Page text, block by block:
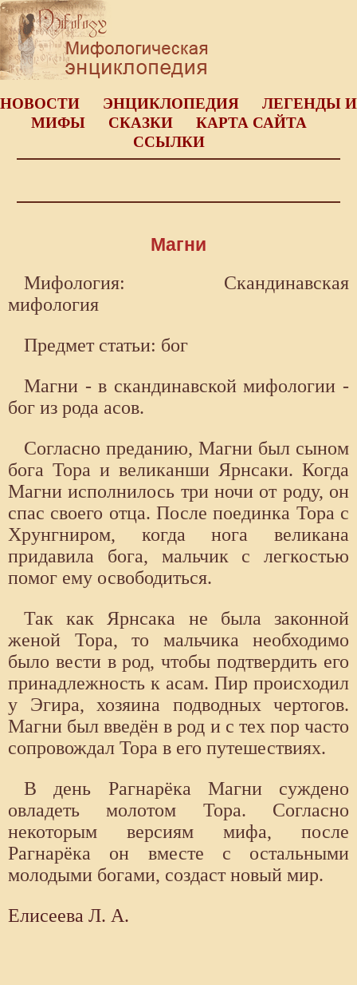
НОВОСТИ ЭНЦИКЛОПЕДИЯ
ЛЕГЕНДЫ И
МИФЫ
СКАЗКИ
КАРТА САЙТА
ССЫЛКИ
Магни
Мифология: Скандинавская
мифология
Предмет статьи: бог
Магни - в скандинавской мифологии -
бог из рода асов.
Согласно преданию, Магни был сыном
бога Тора и великанши Ярнсаки. Когда
Магни исполнилось три ночи от роду, он
спас своего отца. После поединка Тора с
Хрунгниром, когда нога великана
придавила бога, мальчик с легкостью
помог ему освободиться.
Так как Ярнсака не была законной
женой Тора, то мальчика необходимо
было вести в род, чтобы подтвердить его
принадлежность к асам. Пир происходил
у Эгира, хозяина подводных чертогов.
Магни был введён в род и с тех пор часто
сопровождал Тора в его путешествиях.
В день Рагнарёка Магни суждено
овладеть молотом Тора. Согласно
некоторым версиям мифа, после
Рагнарёка он вместе с остальными
молодыми богами, создаст новый мир.
Елисеева Л. А.